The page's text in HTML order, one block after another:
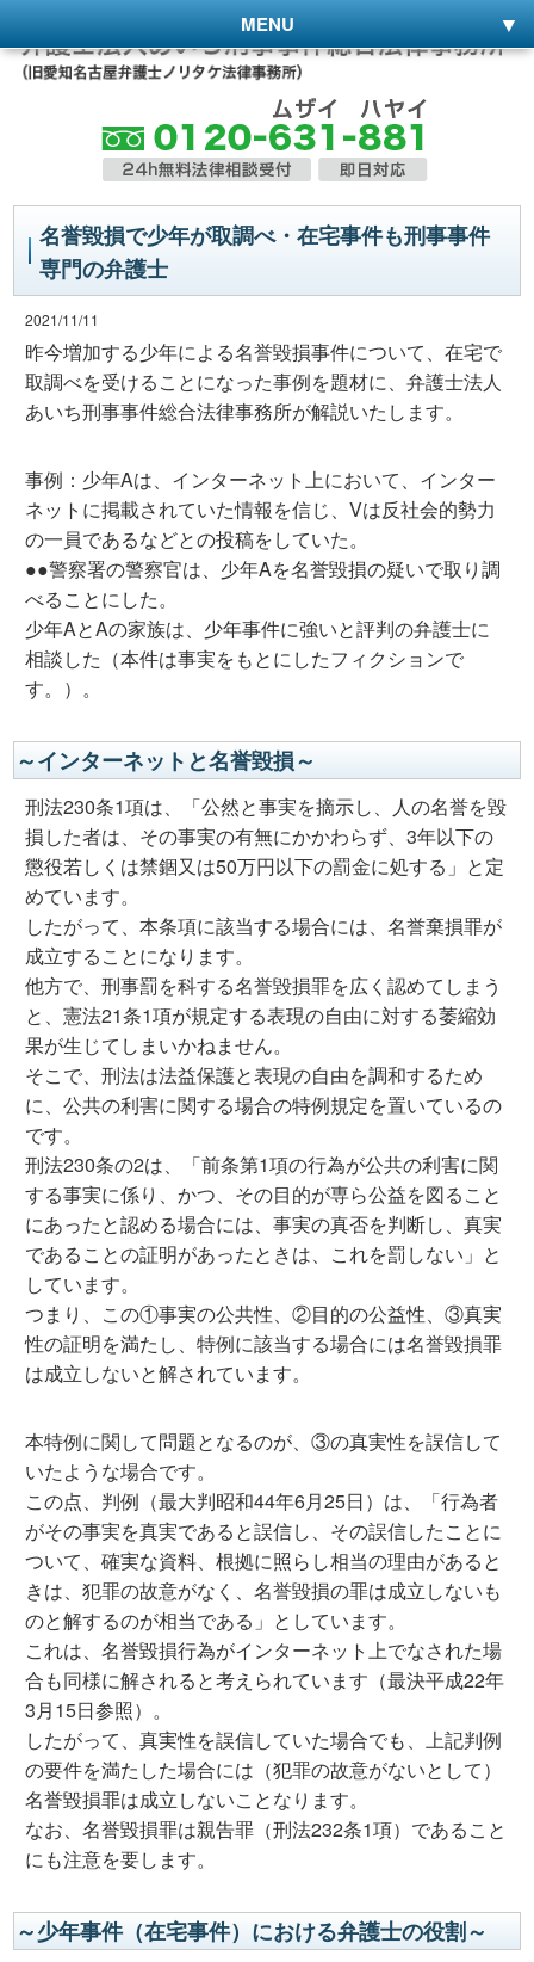
MENU
名誉毀損で少年が取調べ・在宅事件も刑事事件
専門の弁護士
2021/11/11
昨今増加する少年による名誉毀損事件について、在宅で
取調べを受けることになった事例を題材に、弁護士法人
あいち刑事事件総合法律事務所が解説いたします。
事例：少年Aは、インターネット上において、インター
ネットに掲載されていた情報を信じ、Vは反社会的勢力
の一員であるなどとの投稿をしていた。
●●警察署の警察官は、少年Aを名誉毀損の疑いで取り調
べることにした。
少年AとAの家族は、少年事件に強いと評判の弁護士に
相談した（本件は事実をもとにしたフィクションで
す。）。
～インターネットと名誉毀損～
刑法230条1項は、「公然と事実を摘示し、人の名誉を毀
損した者は、その事実の有無にかかわらず、3年以下の
懲役若しくは禁錮又は50万円以下の罰金に処する」と定
めています。
したがって、本条項に該当する場合には、名誉棄損罪が
成立することになります。
他方で、刑事罰を科する名誉毀損罪を広く認めてしまう
と、憲法21条1項が規定する表現の自由に対する萎縮効
果が生じてしまいかねません。
そこで、刑法は法益保護と表現の自由を調和するため
に、公共の利害に関する場合の特例規定を置いているの
です。
刑法230条の2は、「前条第1項の行為が公共の利害に関
する事実に係り、かつ、その目的が専ら公益を図ること
にあったと認める場合には、事実の真否を判断し、真実
であることの証明があったときは、これを罰しない」と
しています。
つまり、この①事実の公共性、②目的の公益性、③真実
性の証明を満たし、特例に該当する場合には名誉毀損罪
は成立しないと解されています。
本特例に関して問題となるのが、③の真実性を誤信して
いたような場合です。
この点、判例（最大判昭和44年6月25日）は、「行為者
がその事実を真実であると誤信し、その誤信したことに
ついて、確実な資料、根拠に照らし相当の理由があると
きは、犯罪の故意がなく、名誉毀損の罪は成立しないも
のと解するのが相当である」としています。
これは、名誉毀損行為がインターネット上でなされた場
合も同様に解されると考えられています（最決平成22年
3月15日参照）。
したがって、真実性を誤信していた場合でも、上記判例
の要件を満たした場合には（犯罪の故意がないとして）
名誉毀損罪は成立しないことなります。
なお、名誉毀損罪は親告罪（刑法232条1項）であること
にも注意を要します。
～少年事件（在宅事件）における弁護士の役割～